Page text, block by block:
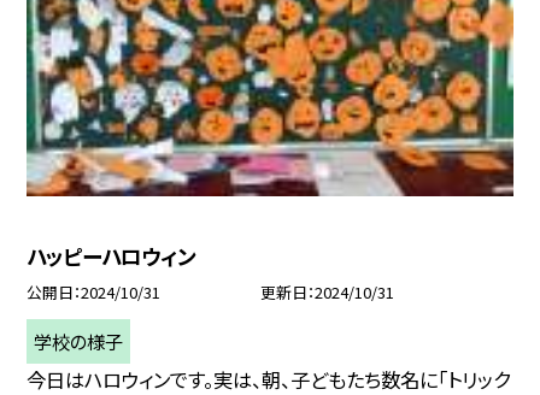
ハッピーハロウィン
公開日 2024/10/31 更新日 2024/10/31
学校の様子
今日はハロウィンです。実は、朝、子どもたち数名に「トリック